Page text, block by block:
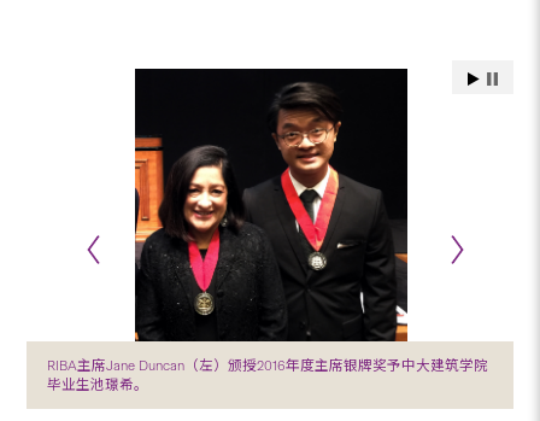
RIBA主席Jane Duncan（左）颁授2016年度主席银牌奖予中大建筑学院
毕业生池璟希。